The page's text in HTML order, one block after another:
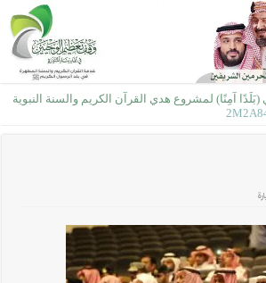
(بَلَدًا آمِنًا) لمشروع هدي القرآن الكريم والسنة النبوية